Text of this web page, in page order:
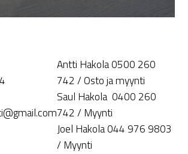
Antti Hakola 0500 260
742 / Osto ja myynti
Saul Hakola 0400 260
742 / Myynti
Joel Hakola 044 976 9803
/ Myynti